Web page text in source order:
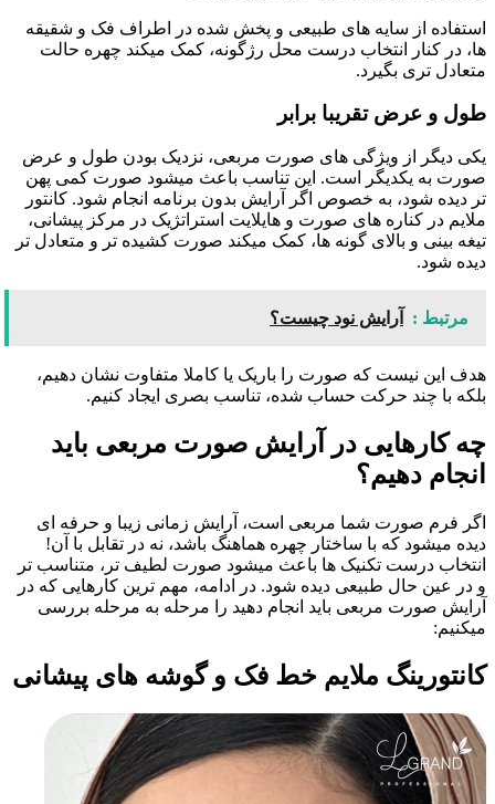
استفاده از سایه های طبیعی و پخش شده در اطراف فک و شقیقه
ها، در کنار انتخاب درست محل رژگونه، کمک میکند چهره حالت
متعادل تری بگیرد.
طول و عرض تقریبا برابر
یکی دیگر از ویژگی های صورت مربعی، نزدیک بودن طول و عرض
صورت به یکدیگر است. این تناسب باعث میشود صورت کمی پهن
تر دیده شود، به خصوص اگر آرایش بدون برنامه انجام شود. کانتور
ملایم در کناره های صورت و هایلایت استراتژیک در مرکز پیشانی،
تیغه بینی و بالای گونه ها، کمک میکند صورت کشیده تر و متعادل تر
دیده شود.
مرتبط : آرایش نود چیست؟
هدف این نیست که صورت را باریک یا کاملا متفاوت نشان دهیم،
بلکه با چند حرکت حساب شده، تناسب بصری ایجاد کنیم.
چه کارهایی در آرایش صورت مربعی باید
انجام دهیم؟
اگر فرم صورت شما مربعی است، آرایش زمانی زیبا و حرفه ای
دیده میشود که با ساختار چهره هماهنگ باشد، نه در تقابل با آن!
انتخاب درست تکنیک ها باعث میشود صورت لطیف تر، متناسب تر
و در عین حال طبیعی دیده شود. در ادامه، مهم ترین کارهایی که در
آرایش صورت مربعی باید انجام دهید را مرحله به مرحله بررسی
میکنیم:
کانتورینگ ملایم خط فک و گوشه های پیشانی